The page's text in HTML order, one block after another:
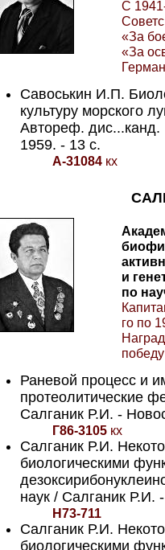
С
«За
«За
Савоськин И.П.
культуру морского
Автореф.
1959. - 13 с.
А-31084кх
и
по
го по
Раневой процесс и
протеолитические
Салганик Р.И. -
Г86-3105кх
Салганик Р.И.
биологическими
наук / Салганик Р.И.
Н73-711
Салганик Р.И.
биологическими